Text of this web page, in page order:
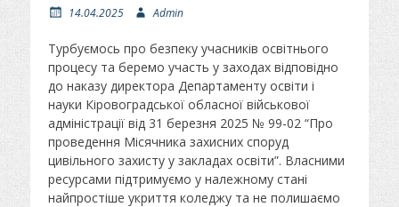
О
у
л
і
к
о
в
а
н
о
14.04.2025
А
т
р
Admin
Турбуємось про безпеку учасників освітнього
процесу та беремо участь у заходах відповідно
до наказу директора Департаменту освіти і
науки Кіровоградської обласної військової
адміністрації від 31 березня 2025 № 99-02 “Про
проведення Місячника захисних споруд
цивільного захисту у закладах освіти”. Власними
ресурсами підтримуємо у належному стані
найпростіше укриття коледжу та не полишаємо